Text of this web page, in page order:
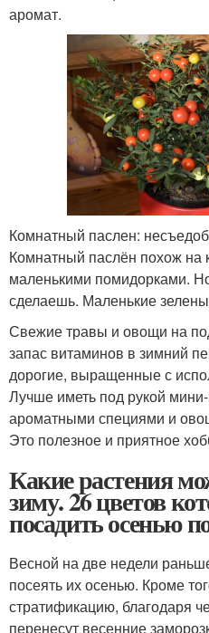
аромат.
Комнатный паслен:
Комнатный паслён похож на
маленькими помидорками.
сделаешь. Маленькие
Свежие травы и овощи на
запас витаминов в зимний
дорогие, выращенные с
Лучше иметь под рукой
ароматными специями и
Это полезное и приятное
Какие растения
зиму. 26 цветов
посадить осенью
Весной на две недели
посеять их осенью. Кроме
стратификацию, благодаря
перенесут весенние